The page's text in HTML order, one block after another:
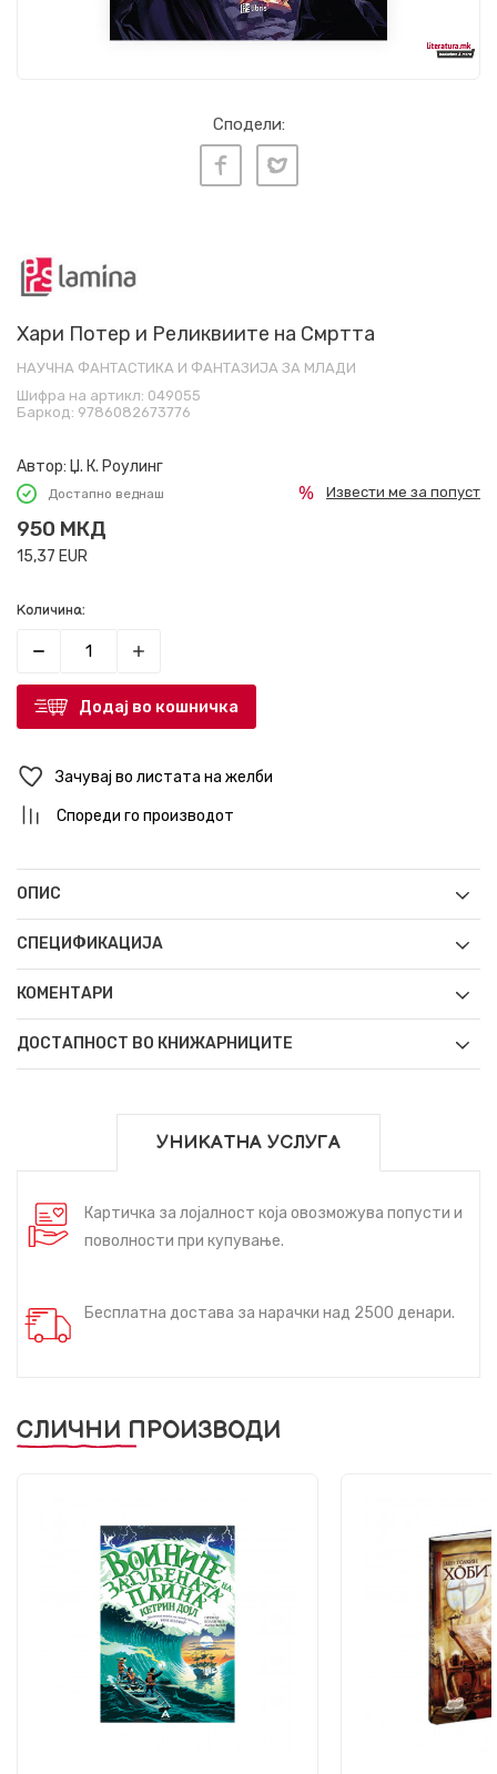
Сподели:
Хари Потер и Реликвиите на Смртта
НАУЧНА ФАНТАСТИКА И ФАНТАЗИЈА ЗА МЛАДИ
Шифра на артикл: 049055
Баркод: 9786082673776
Автор: Џ. К. Роулинг
Достапно веднаш
950 МКД
15,37 EUR
Извести ме за попуст
Количина:
Додај во кошничка
Зачувај во листата на желби
Спореди го производот
ОПИС
СПЕЦИФИКАЦИЈА
КОМЕНТАРИ
ДОСТАПНОСТ ВО КНИЖАРНИЦИТЕ
УНИКАТНА УСЛУГА
Картичка за лојалност која овозможува попусти и
поволности при купување.
Бесплатна достава за нарачки над 2500 денари.
СЛИЧНИ ПРОИЗВОДИ